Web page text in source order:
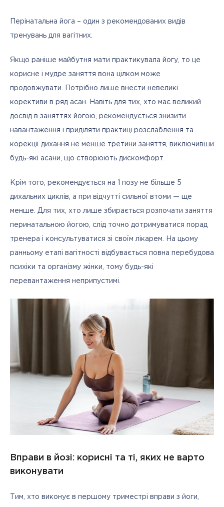
Перінатальна йога – один з рекомендованих видів
тренувань для вагітних.
Якщо раніше майбутня мати практикувала йогу, то це
корисне і мудре заняття вона цілком може
продовжувати. Потрібно лише внести невеликі
корективи в ряд асан. Навіть для тих, хто має великий
досвід в заняттях йогою, рекомендується знизити
навантаження і приділяти практиці розслаблення та
корекції дихання не менше третини заняття, виключивши
будь-які асани, що створюють дискомфорт.
Крім того, рекомендується на 1 позу не більше 5
дихальних циклів, а при відчутті сильної втоми — ще
менше. Для тих, хто лише збирається розпочати заняття
перинатальною йогою, слід точно дотримуватися порад
тренера і консультуватися зі своїм лікарем. На цьому
ранньому етапі вагітності відбувається повна перебудова
психіки та організму жінки, тому будь-які
перевантаження неприпустимі.
Вправи в йозі: корисні та ті, яких не варто
виконувати
Тим, хто виконує в першому триместрі вправи з йоги,